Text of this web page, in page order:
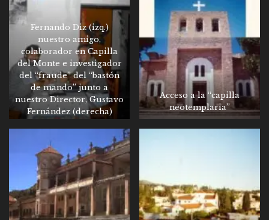
Fernando Diz (izq.)
nuestro amigo,
colaborador en Capilla
del Monte e investigador
del “fraude” del “bastón
de mando” junto a
nuestro Director, Gustavo
Fernández (derecha)
Acceso a la “capilla
neotemplaria”